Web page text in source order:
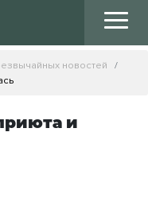
новостей
и